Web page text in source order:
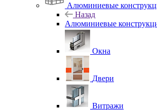
Алюминиевые
Назад
Алюминиевые
Окна
Двери
Витражи